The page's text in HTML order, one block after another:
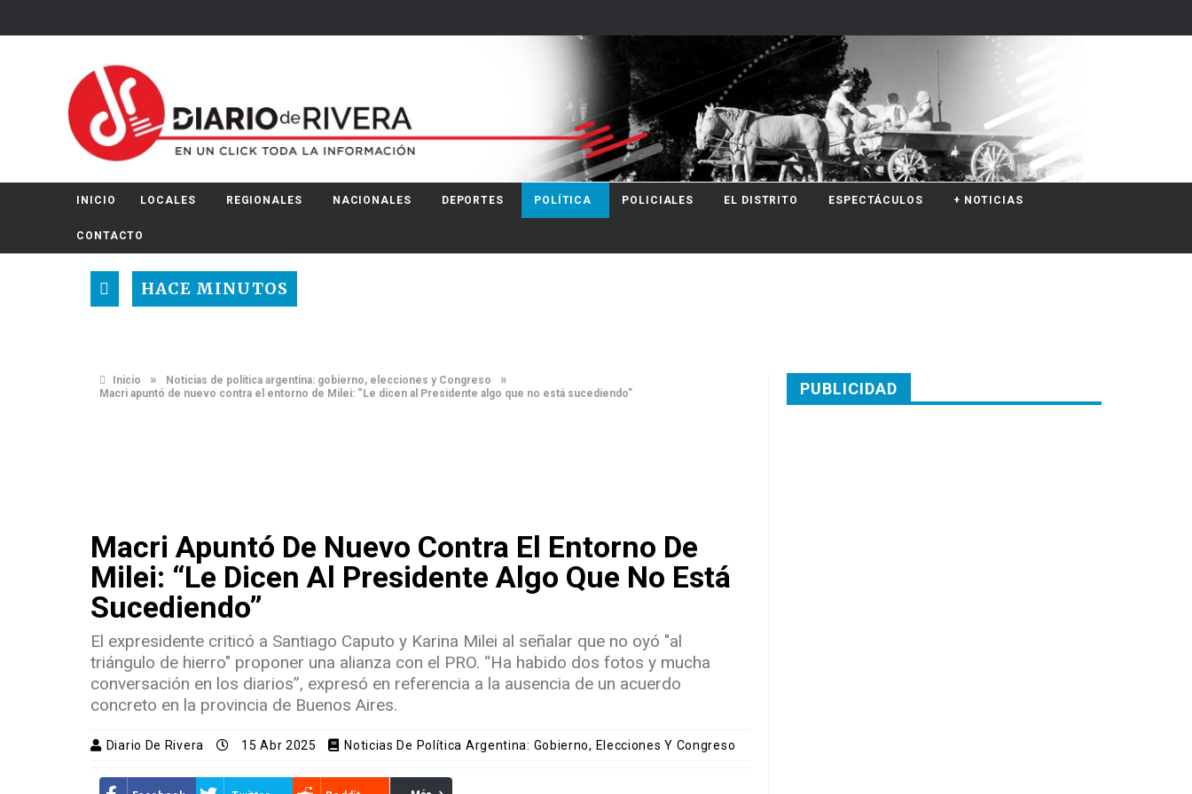
INICIO LOCALES REGIONALES NACIONALES DEPORTES POLÍTICA POLICIALES EL DISTRITO ESPECTÁCULOS + NOTICIAS
CONTACTO
HACE MINUTOS
Inicio » Noticias de política argentina: gobierno, elecciones y Congreso »
Macri apuntó de nuevo contra el entorno de Milei: “Le dicen al Presidente algo que no está sucediendo”
Macri Apuntó De Nuevo Contra El Entorno De
Milei: “Le Dicen Al Presidente Algo Que No Está
Sucediendo”
El expresidente criticó a Santiago Caputo y Karina Milei al señalar que no oyó "al
triángulo de hierro" proponer una alianza con el PRO. “Ha habido dos fotos y mucha
conversación en los diarios”, expresó en referencia a la ausencia de un acuerdo
concreto en la provincia de Buenos Aires.
Diario De Rivera 15 Abr 2025 Noticias De Política Argentina: Gobierno, Elecciones Y Congreso
PUBLICIDAD